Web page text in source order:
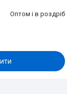
Оптом і в роздріб